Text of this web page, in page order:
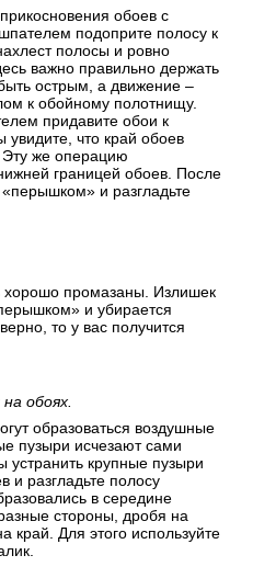
обоев с
подоприте полосу к
полосы и ровно
важно правильно держать
острым, а движение –
к обойному полотнищу.
придавите обои к
что край обоев
Эту же операцию
границей обоев. После
и разгладьте
промазаны. Излишек
и убирается
то у вас получится
обоях.
образоваться воздушные
пузыри исчезают сами
устранить крупные пузыри
и разгладьте полосу
в середине
стороны, дробя на
край. Для этого используйте